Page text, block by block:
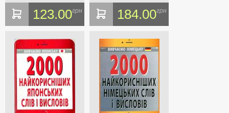
123.00грн 184.00грн